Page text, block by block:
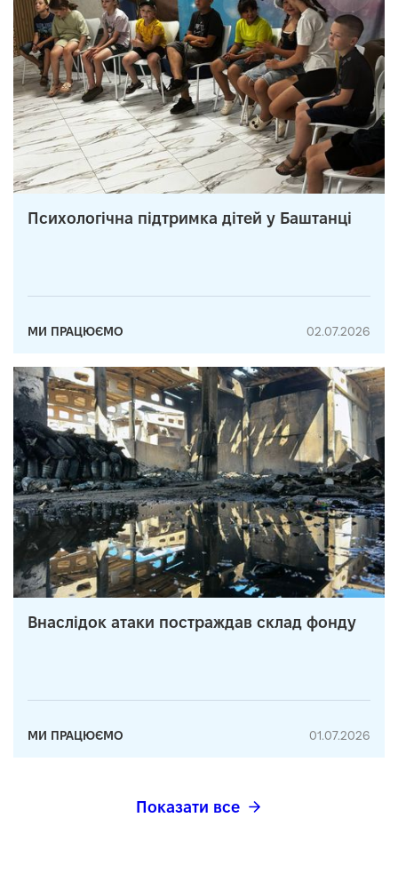
Психологічна підтримка дітей у Баштанці
МИ ПРАЦЮЄМО 02.07.2026
Внаслідок атаки постраждав склад фонду
МИ ПРАЦЮЄМО 01.07.2026
Показати все